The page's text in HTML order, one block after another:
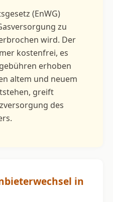
(EnWG)
zu
wird. Der
kostenfrei, es
erhoben
altem und neuem
greift
des
in